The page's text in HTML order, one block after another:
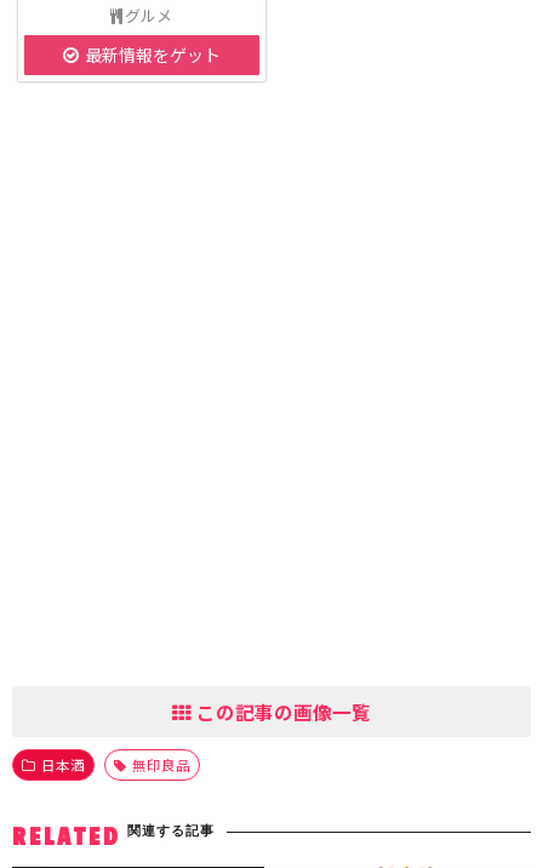
グルメ
最新情報をゲット
この記事の画像一覧
日本酒 無印良品
RELATED 関連する記事